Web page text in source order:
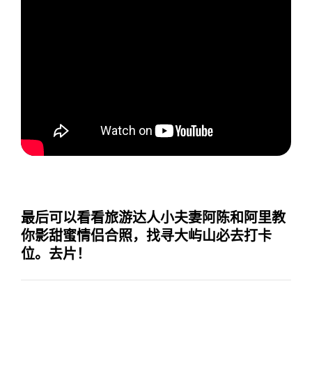
最后可以看看旅游达人小夫妻阿陈和阿里教
你影甜蜜情侣合照，找寻大屿山必去打卡
位。去片！